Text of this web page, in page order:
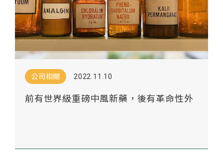
公司相關 2022.11.10
前有世界級重磅中風新藥，後有革命性外